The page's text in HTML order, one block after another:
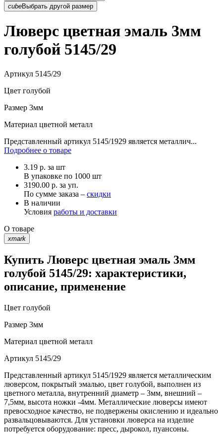
cubeВыбрать другой размер
Люверс цветная эмаль 3мм
голубой 5145/29
Артикул 5145/29
Цвет голубой
Размер 3мм
Материал цветной металл
Представленный артикул 5145/1929 является металлич...
Подробнее о товаре
3.19 р. за шт
В упаковке по 1000 шт
3190.00 р. за уп.
По сумме заказа – скидки
В наличии
Условия работы и доставки
О товаре
xmark
Купить Люверс цветная эмаль 3мм
голубой 5145/29: характеристики,
описание, применение
Цвет голубой
Размер 3мм
Материал цветной металл
Артикул 5145/29
Представленный артикул 5145/1929 является металлическим
люверсом, покрытый эмалью, цвет голубой, выполнен из
цветного металла, внутренний диаметр – 3мм, внешний –
7,5мм, высота ножки -4мм. Металлические люверсы имеют
превосходное качество, не подвержены окислению и идеально
развальцовываются. Для установки люверса на изделие
потребуется оборудование: пресс, дырокол, пуансоны.